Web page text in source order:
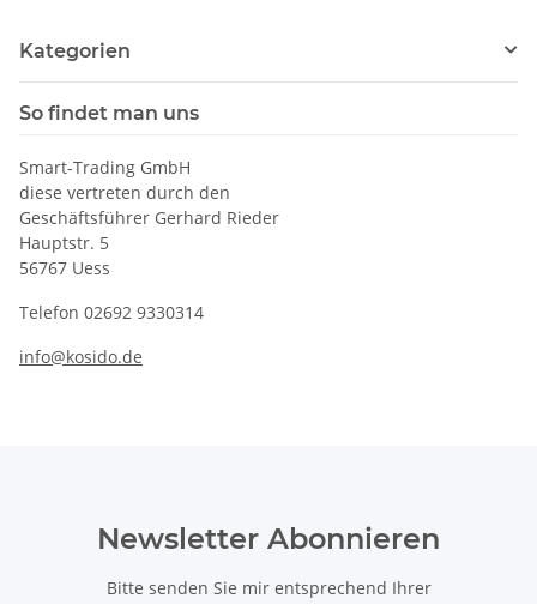
Kategorien
So findet man uns
Smart-Trading GmbH
diese vertreten durch den
Geschäftsführer Gerhard Rieder
Hauptstr. 5
56767 Uess
Telefon 02692 9330314
info@kosido.de
Newsletter Abonnieren
Bitte senden Sie mir entsprechend Ihrer